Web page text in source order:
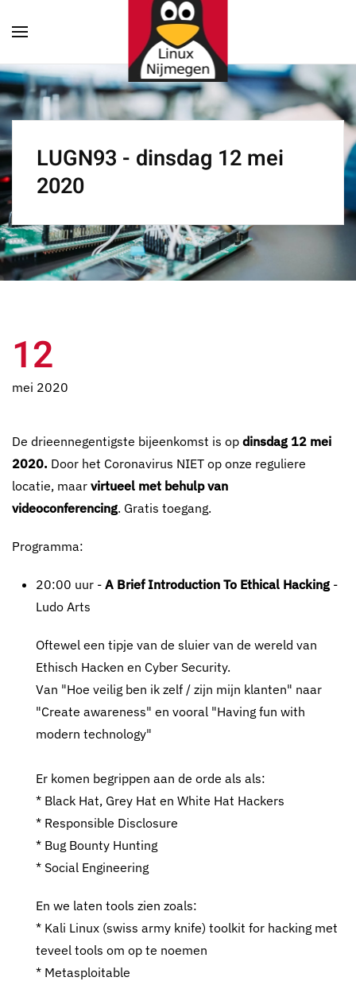
Terug naar hoofdinhoud
LUGN93 - dinsdag 12 mei
2020
12
mei 2020
De drieennegentigste bijeenkomst is op dinsdag 12 mei
2020. Door het Coronavirus NIET op onze reguliere
locatie, maar virtueel met behulp van
videoconferencing. Gratis toegang.
Programma:
20:00 uur - A Brief Introduction To Ethical Hacking -
Ludo Arts
Oftewel een tipje van de sluier van de wereld van
Ethisch Hacken en Cyber Security.
Van "Hoe veilig ben ik zelf / zijn mijn klanten" naar
"Create awareness" en vooral "Having fun with
modern technology"
Er komen begrippen aan de orde als als:
* Black Hat, Grey Hat en White Hat Hackers
* Responsible Disclosure
* Bug Bounty Hunting
* Social Engineering
En we laten tools zien zoals:
* Kali Linux (swiss army knife) toolkit for hacking met
teveel tools om op te noemen
* Metasploitable